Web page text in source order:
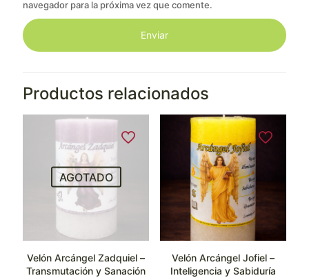
navegador para la próxima vez que comente.
Productos relacionados
AGOTADO
Velón Arcángel Zadquiel –
Transmutación y Sanación
Velón Arcángel Jofiel –
Inteligencia y Sabiduría